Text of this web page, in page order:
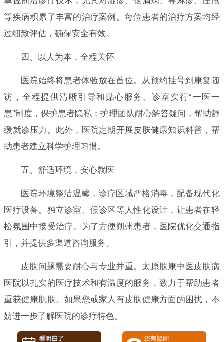
等疾病积累了丰富的治疗案例。每位患者的治疗方案均经
过细致评估，确保安全有效。
四、以人为本，全程关怀
医院始终将患者体验放在首位。从预约挂号到康复随
访，全程提供清晰引导和贴心服务。诊室实行“一医一
患”制度，保护患者隐私；护理团队耐心解答疑问，帮助舒
缓就诊压力。此外，医院定期开展皮肤健康知识科普，帮
助患者建立科学护理习惯。
五、舒适环境，安心就医
医院环境整洁温馨，诊疗区域严格消毒，配备现代化
医疗设备。独立诊室、候诊区等人性化设计，让患者在轻
松氛围中接受治疗。为了方便朔州患者，医院优化交通指
引，并提供多渠道咨询服务。
皮肤问题需要耐心与专业并重。太原肤康中医皮肤病
医院以扎实的医疗技术和有温度的服务，致力于帮助患者
重获健康肌肤。如果您或家人有皮肤健康方面的困扰，不
妨进一步了解医院的诊疗特色。